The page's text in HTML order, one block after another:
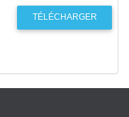
TÉLÉCHARGER